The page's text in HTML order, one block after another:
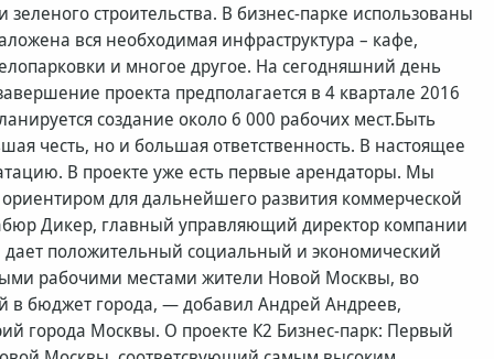
строительства. В бизнес-парке использованы
вся необходимая инфраструктура – кафе,
и многое другое. На сегодняшний день
проекта предполагается в 4 квартале 2016
создание около 6 000 рабочих мест.Быть
честь, но и большая ответственность. В настоящее
В проекте уже есть первые арендаторы. Мы
для дальнейшего развития коммерческой
Дикер, главный управляющий директор компании
дает положительный социальный и экономический
рабочими местами жители Новой Москвы, во
в бюджет города, — добавил Андрей Андреев,
города Москвы. О проекте К2 Бизнес-парк: Первый